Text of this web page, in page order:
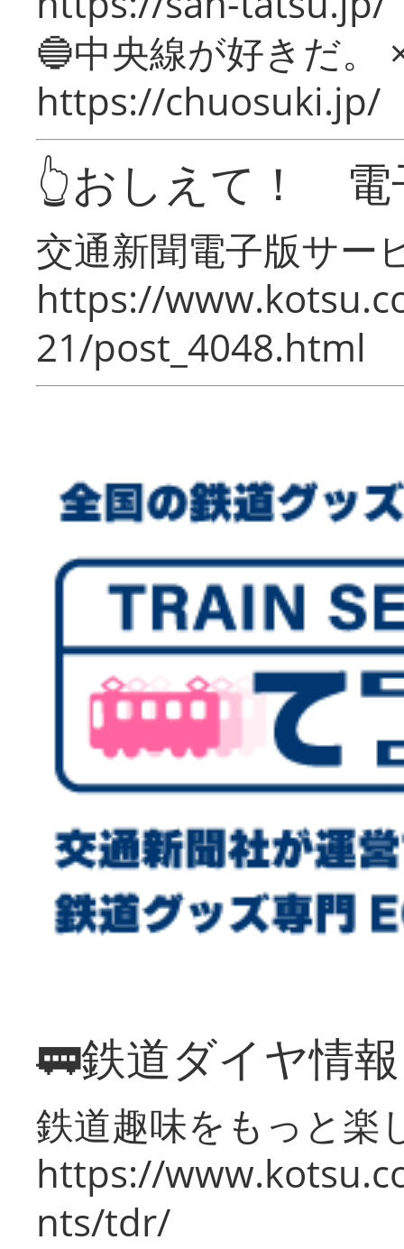
🔵中央線が好きだ。
https://chuosuki.jp/
👆おしえて！ 電
交通新聞電子版サー
https://
21/post_4048.html
🚃鉄道ダイヤ情
鉄道趣味をもっと楽
https://
nts/tdr/